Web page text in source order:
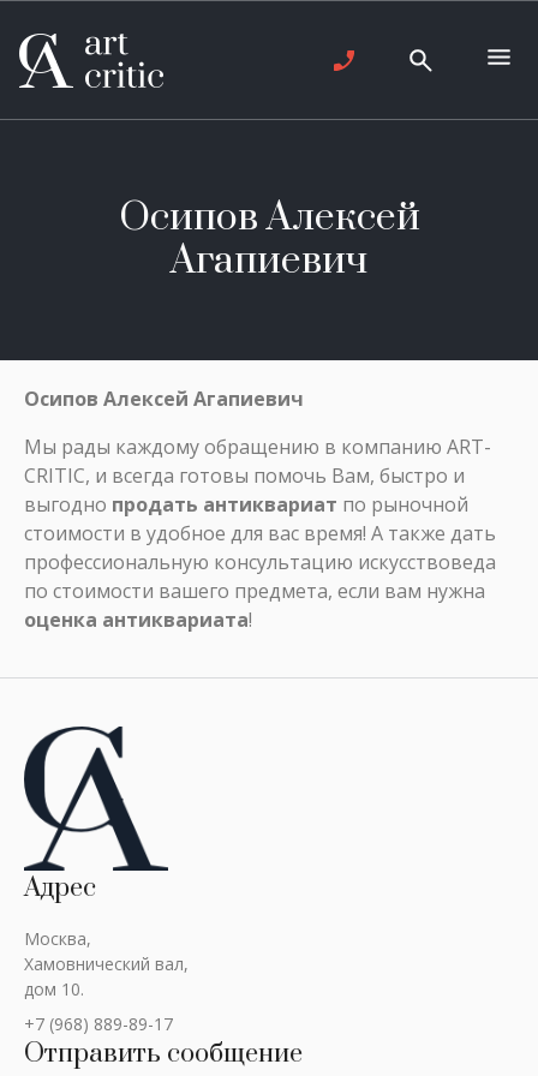
Осипов Алексей
Агапиевич
Осипов Алексей Агапиевич
Мы рады каждому обращению в компанию ART-
CRITIC, и всегда готовы помочь Вам, быстро и
выгодно продать антиквариат по рыночной
стоимости в удобное для вас время! А также дать
профессиональную консультацию искусствоведа
по стоимости вашего предмета, если вам нужна
оценка антиквариата!
Адрес
Москва,
Хамовнический вал,
дом 10.
+7 (968) 889-89-17
Отправить сообщение